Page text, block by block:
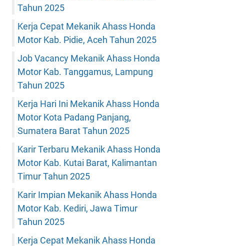
Tahun 2025
Kerja Cepat Mekanik Ahass Honda
Motor Kab. Pidie, Aceh Tahun 2025
Job Vacancy Mekanik Ahass Honda
Motor Kab. Tanggamus, Lampung
Tahun 2025
Kerja Hari Ini Mekanik Ahass Honda
Motor Kota Padang Panjang,
Sumatera Barat Tahun 2025
Karir Terbaru Mekanik Ahass Honda
Motor Kab. Kutai Barat, Kalimantan
Timur Tahun 2025
Karir Impian Mekanik Ahass Honda
Motor Kab. Kediri, Jawa Timur
Tahun 2025
Kerja Cepat Mekanik Ahass Honda